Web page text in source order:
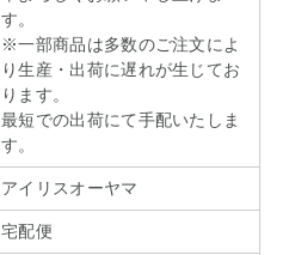
す。
※一部商品は多数のご注文によ
り生産・出荷に遅れが生じてお
ります。
最短での出荷にて手配いたしま
す。
アイリスオーヤマ
宅配便